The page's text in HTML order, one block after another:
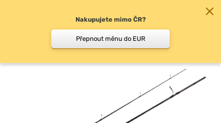
Kaprové dělené pruty
Nakupujete mimo ČR?
Přepnout měnu do EUR